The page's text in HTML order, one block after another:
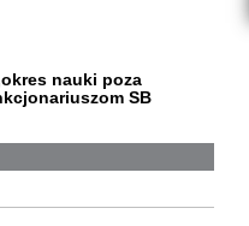
nauki poza
SB